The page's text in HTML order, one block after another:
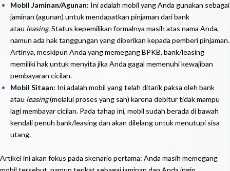
Mobil Jaminan/Agunan: Ini adalah mobil yang Anda gunakan sebagai
jaminan (agunan) untuk mendapatkan pinjaman dari bank
atau leasing. Status kepemilikan formalnya masih atas nama Anda,
namun ada hak tanggungan yang diberikan kepada pemberi pinjaman.
Artinya, meskipun Anda yang memegang BPKB, bank/leasing
memiliki hak untuk menyita jika Anda gagal memenuhi kewajiban
pembayaran cicilan.
Mobil Sitaan: Ini adalah mobil yang telah ditarik paksa oleh bank
atau leasing(melalui proses yang sah) karena debitur tidak mampu
lagi membayar cicilan. Pada tahap ini, mobil sudah berada di bawah
kendali penuh bank/leasing dan akan dilelang untuk menutupi sisa
utang.
Artikel ini akan fokus pada skenario pertama: Anda masih memegang